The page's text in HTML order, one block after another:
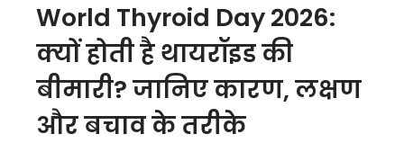
World Thyroid Day 2026:
क्यों होती है थायरॉइड की
बीमारी? जानिए कारण, लक्षण
और बचाव के तरीके